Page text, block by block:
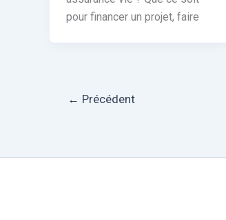
pour financer un projet, faire
← Précédent